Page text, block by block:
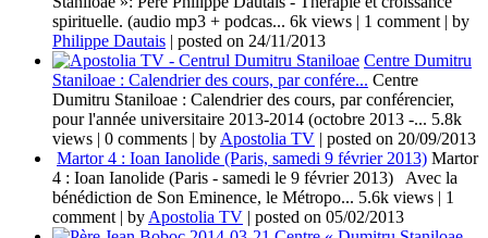
spirituelle. (audio mp3 + podcas... 6k views | 1 comment | by
Philippe Dautais | posted on 24/11/2013
Centre Dumitru
Staniloae : Calendrier des cours, par confére... Centre
Dumitru Staniloae : Calendrier des cours, par conférencier,
pour l'année universitaire 2013-2014 (octobre 2013 -... 5.8k
views | 0 comments | by Apostolia TV | posted on 20/09/2013
Martor 4 : Ioan Ianolide (Paris, samedi 9 février 2013) Martor
4 : Ioan Ianolide (Paris - samedi le 9 février 2013) Avec la
bénédiction de Son Eminence, le Métropo... 5.6k views | 1
comment | by Apostolia TV | posted on 05/02/2013